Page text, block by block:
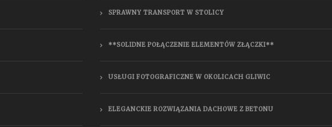
SPRAWNY TRANSPORT W STOLICY
**SOLIDNE POŁĄCZENIE ELEMENTÓW ZŁĄCZKI**
USŁUGI FOTOGRAFICZNE W OKOLICACH GLIWIC
ELEGANCKIE ROZWIĄZANIA DACHOWE Z BETONU